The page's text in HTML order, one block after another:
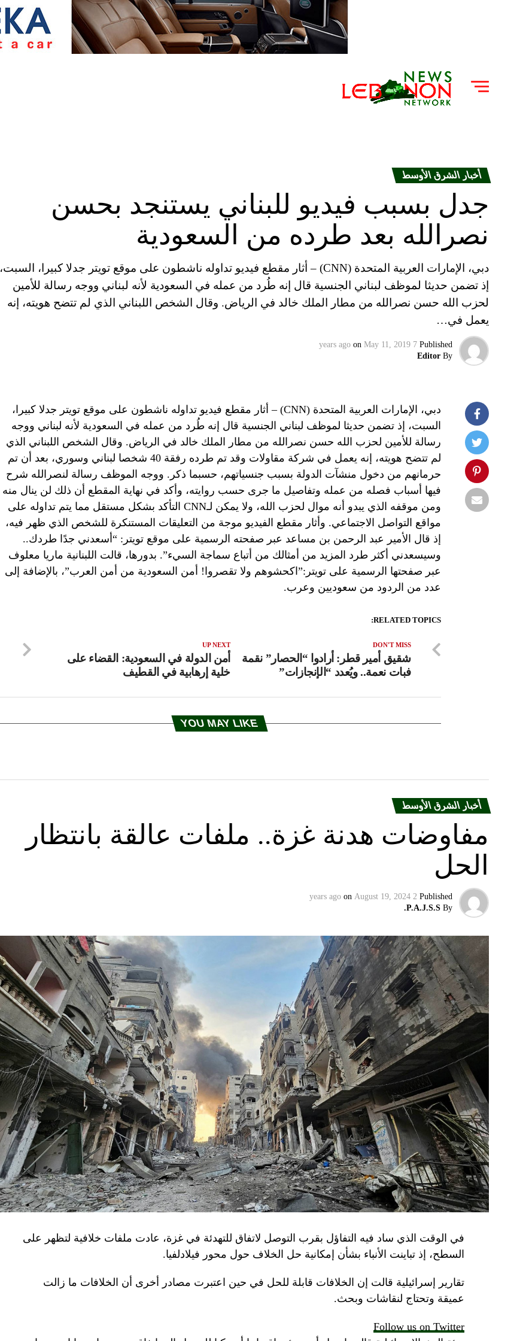
أخبار الشرق الأوسط
جدل بسبب فيديو للبناني يستنجد بحسن
نصرالله بعد طرده من السعودية
دبي، الإمارات العربية المتحدة (CNN) – أثار مقطع فيديو تداوله ناشطون على موقع تويتر جدلا كبيرا، السبت،
إذ تضمن حديثا لموظف لبناني الجنسية قال إنه طُرد من عمله في السعودية لأنه لبناني ووجه رسالة للأمين
لحزب الله حسن نصرالله من مطار الملك خالد في الرياض. وقال الشخص اللبناني الذي لم تتضح هويته، إنه
يعمل في…
Published
7 years ago
on May 11, 2019
By
Editor
دبي، الإمارات العربية المتحدة (CNN) – أثار مقطع فيديو تداوله ناشطون على موقع تويتر جدلا كبيرا،
السبت، إذ تضمن حديثا لموظف لبناني الجنسية قال إنه طُرد من عمله في السعودية لأنه لبناني ووجه
رسالة للأمين لحزب الله حسن نصرالله من مطار الملك خالد في الرياض. وقال الشخص اللبناني الذي
لم تتضح هويته، إنه يعمل في شركة مقاولات وقد تم طرده رفقة 40 شخصا لبناني وسوري، بعد أن تم
حرمانهم من دخول منشآت الدولة بسبب جنسياتهم، حسبما ذكر. ووجه الموظف رسالة لنصرالله شرح
فيها أسباب فصله من عمله وتفاصيل ما جرى حسب روايته، وأكد في نهاية المقطع أن ذلك لن ينال منه
ومن موقفه الذي يبدو أنه موال لحزب الله، ولا يمكن لـCNN التأكد بشكل مستقل مما يتم تداوله على
مواقع التواصل الاجتماعي. وأثار مقطع الفيديو موجة من التعليقات المستنكرة للشخص الذي ظهر فيه،
إذ قال الأمير عبد الرحمن بن مساعد عبر صفحته الرسمية على موقع تويتر: “أسعدني جدًا طردك..
وسيسعدني أكثر طرد المزيد من أمثالك من أتباع سماجة السيء”. بدورها، قالت اللبنانية ماريا معلوف
عبر صفحتها الرسمية على تويتر:”اكحشوهم ولا تقصروا! أمن السعودية من أمن العرب”، بالإضافة إلى
عدد من الردود من سعوديين وعرب.
RELATED TOPICS:
UP NEXT
أمن الدولة في السعودية: القضاء على
خلية إرهابية في القطيف
DON'T MISS
شقيق أمير قطر: أرادوا “الحصار” نقمة
فبات نعمة.. ويُعدد “الإنجازات”
YOU MAY LIKE
أخبار الشرق الأوسط
مفاوضات هدنة غزة.. ملفات عالقة بانتظار
الحل
Published
2 years ago
on August 19, 2024
By
P.A.J.S.S.
في الوقت الذي ساد فيه التفاؤل بقرب التوصل لاتفاق للتهدئة في غزة، عادت ملفات خلافية لتظهر على
السطح، إذ تباينت الأنباء بشأن إمكانية حل الخلاف حول محور فيلادلفيا.
تقارير إسرائيلية قالت إن الخلافات قابلة للحل في حين اعتبرت مصادر أخرى أن الخلافات ما زالت
عميقة وتحتاج لنقاشات وبحث.
Follow us on Twitter